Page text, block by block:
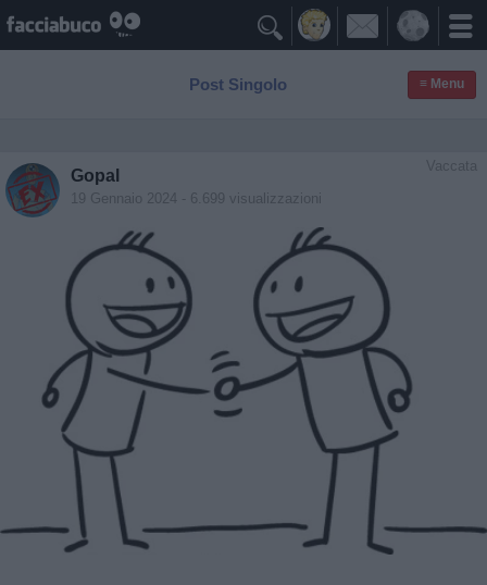

Post Singolo ≡ Menu
Vaccata
Gopal
19 Gennaio 2024 - 6.699 visualizzazioni